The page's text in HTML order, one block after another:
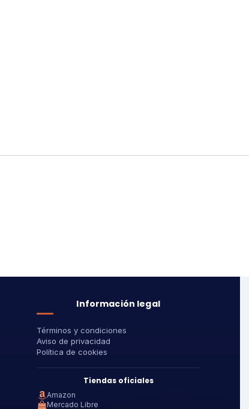
Información legal
Términos y condiciones
Aviso de privacidad
Política de cookies
Tiendas oficiales
Amazon
Mercado Libre